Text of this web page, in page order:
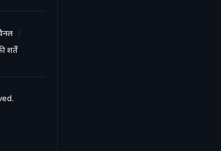
शर्तें